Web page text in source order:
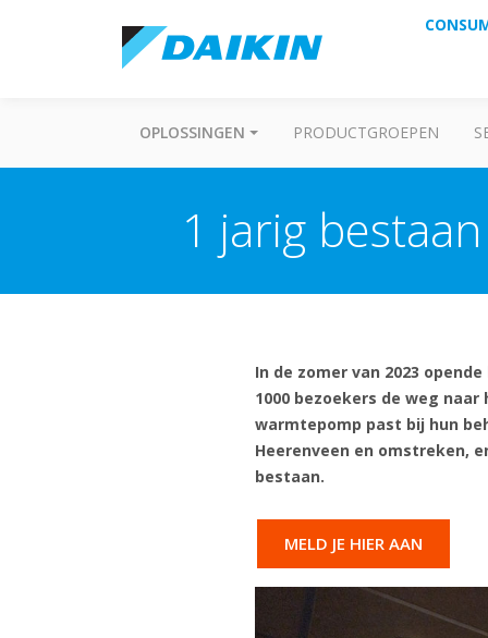
OPLOSSINGEN PRODUCTGROEPEN
1 jarig
In de zomer van 2023
1000 bezoekers de weg
warmtepomp past bij hun
Heerenveen en omstreken,
bestaan.
MELD JE HIER AAN